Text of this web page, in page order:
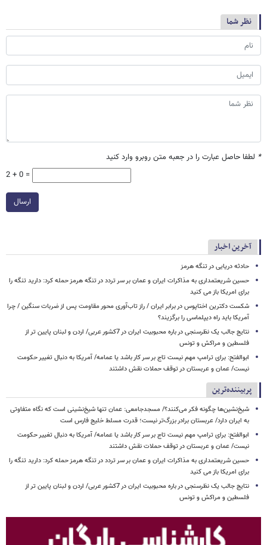
نظر شما
* لطفا حاصل عبارت را در جعبه متن روبرو وارد کنید
2 + 0 =
ارسال
آخرین اخبار
حادثه دریایی در تنگه هرمز
حسین شریعتمداری به مذاکرات ایران و عمان بر سر تردد در تنگه هرمز حمله کرد: دارید تنگه را
برای امریکا باز می کنید
شکست دکترین اختاپوس در برابر ایران / راز تاب‌آوری محور مقاومت پس از ضربات سنگین / چرا
آمریکا باید راه دیپلماسی را برگزیند؟
نتایج جالب یک نظرسنجی در باره محبوبیت ایران در 7کشور عربی/ اردن و لبنان پایین تر از
فلسطین و مراکش و تونس
ابوالفتح: برای ترامپ مهم نیست تاج بر سر کار باشد یا عمامه/ آمریکا به دنبال تغییر حکومت
نیست/ عمان و عربستان در توقف حملات نقش داشتند
پربیننده‌ترین
شیخ‌نشین‌ها چگونه فکر می‌کنند؟/ مسجدجامعی: عمان تنها شیخ‌نشینی است که نگاه متفاوتی
به ایران دارد/ عربستان برادر بزرگ‌تر نیست؛ قدرت مسلط خلیج فارس است
ابوالفتح: برای ترامپ مهم نیست تاج بر سر کار باشد یا عمامه/ آمریکا به دنبال تغییر حکومت
نیست/ عمان و عربستان در توقف حملات نقش داشتند
حسین شریعتمداری به مذاکرات ایران و عمان بر سر تردد در تنگه هرمز حمله کرد: دارید تنگه را
برای امریکا باز می کنید
نتایج جالب یک نظرسنجی در باره محبوبیت ایران در 7کشور عربی/ اردن و لبنان پایین تر از
فلسطین و مراکش و تونس